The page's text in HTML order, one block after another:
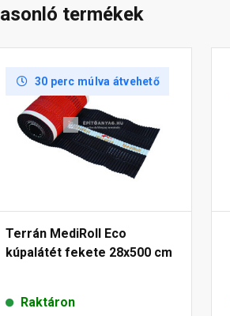
termékek
30 perc múlva átvehető
Terrán MediRoll Eco
kúpalátét fekete 28x500 cm
Raktáron